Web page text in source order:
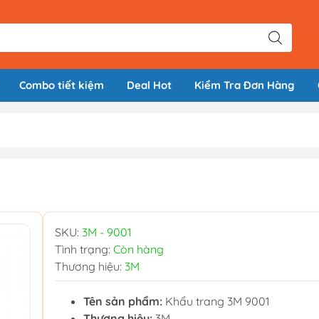
Combo tiết kiệm Deal Hot Kiểm Tra Đơn Hàng
SKU: 3M - 9001
Tình trạng: Còn hàng
Thương hiệu: 3M
Tên sản phẩm: Khẩu trang 3M 9001